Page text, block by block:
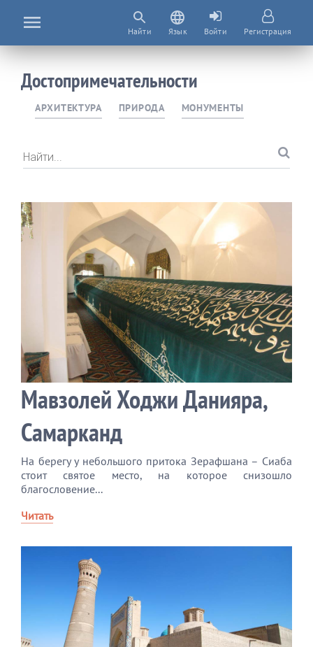
Найти Язык Войти Регистрация
Достопримечательности
АРХИТЕКТУРА ПРИРОДА МОНУМЕНТЫ
Найти...
Мавзолей Ходжи Данияра,
Самарканд
На берегу у небольшого притока Зерафшана – Сиаба
стоит святое место, на которое снизошло
благословение...
Читать